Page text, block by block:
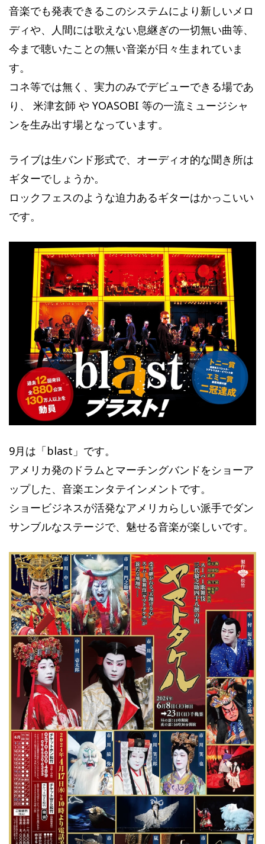
音楽でも発表できるこのシステムにより新しいメロ
ディや、人間には歌えない息継ぎの一切無い曲等、
今まで聴いたことの無い音楽が日々生まれていま
す。
コネ等では無く、実力のみでデビューできる場であ
り、 米津玄師 や YOASOBI 等の一流ミュージシャ
ンを生み出す場となっています。
ライブは生バンド形式で、オーディオ的な聞き所は
ギターでしょうか。
ロックフェスのような迫力あるギターはかっこいい
です。
9月は「blast」です。
アメリカ発のドラムとマーチングバンドをショーア
ップした、音楽エンタテインメントです。
ショービジネスが活発なアメリカらしい派手でダン
サンブルなステージで、魅せる音楽が楽しいです。